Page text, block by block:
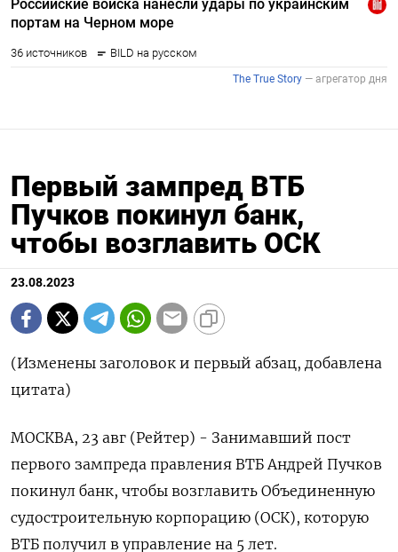
Первый зампред ВТБ
Пучков покинул банк,
чтобы возглавить ОСК
23.08.2023
(Изменены заголовок и первый абзац, добавлена
цитата)
МОСКВА, 23 авг (Рейтер) - Занимавший пост
первого зампреда правления ВТБ Андрей Пучков
покинул банк, чтобы возглавить Объединенную
судостроительную корпорацию (ОСК), которую
ВТБ получил в управление на 5 лет.